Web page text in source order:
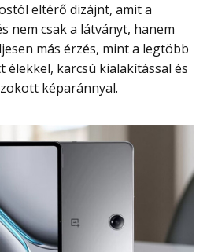
eltérő dizájnt, amit a
nem csak a látványt, hanem
más érzés, mint a legtöbb
karcsú kialakítással és
képaránnyal.